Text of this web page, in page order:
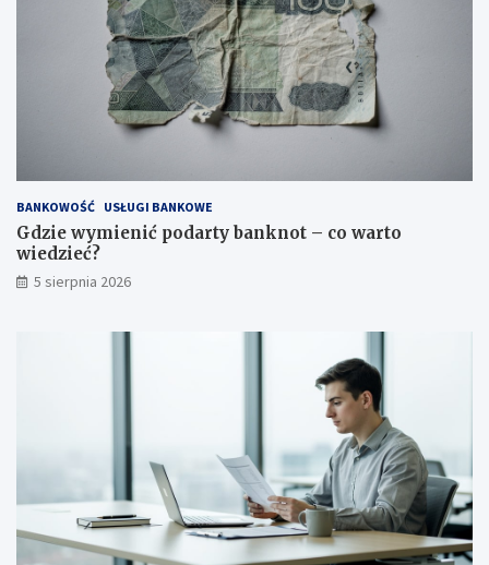
BANKOWOŚĆ USŁUGI BANKOWE
Gdzie wymienić podarty banknot – co warto
wiedzieć?
5 sierpnia 2026